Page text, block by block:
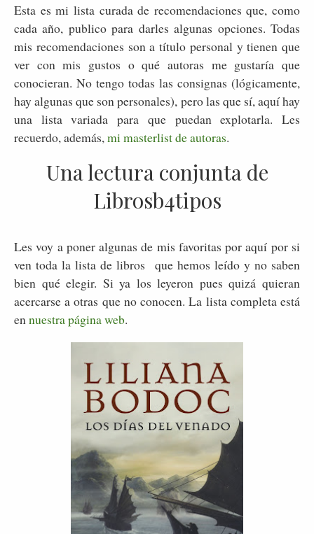
Esta es mi lista curada de recomendaciones que, como
cada año, publico para darles algunas opciones. Todas
mis recomendaciones son a título personal y tienen que
ver con mis gustos o qué autoras me gustaría que
conocieran. No tengo todas las consignas (lógicamente,
hay algunas que son personales), pero las que sí, aquí hay
una lista variada para que puedan explotarla. Les
recuerdo, además, mi masterlist de autoras.
Una lectura conjunta de
Librosb4tipos
Les voy a poner algunas de mis favoritas por aquí por si
ven toda la lista de libros que hemos leído y no saben
bien qué elegir. Si ya los leyeron pues quizá quieran
acercarse a otras que no conocen. La lista completa está
en nuestra página web.